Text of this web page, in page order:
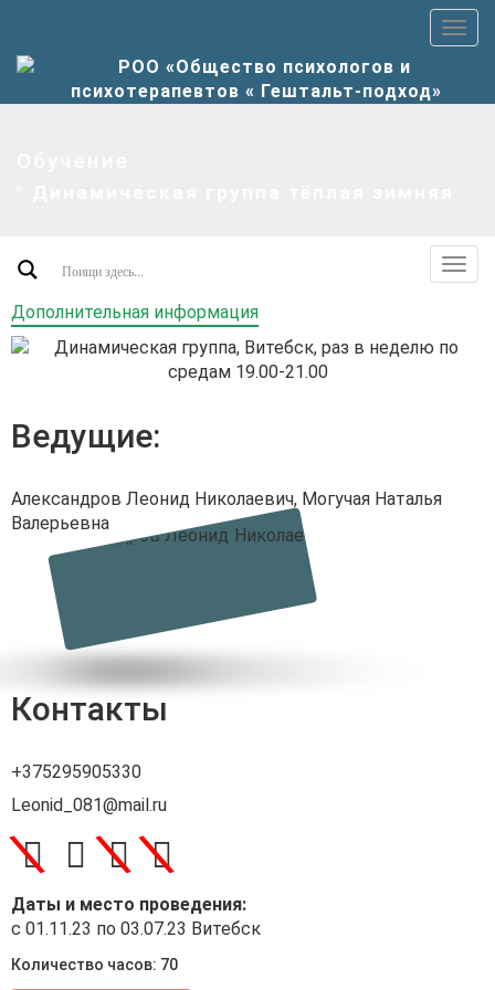
Дополнительная информация
Ведущие:
Александров Леонид Николаевич, Могучая Наталья
Валерьевна
Контакты
+375295905330
Leonid_081@mail.ru
\ \\
Даты и место проведения:
с 01.11.23 по 03.07.23 Витебск
Количество часов: 70